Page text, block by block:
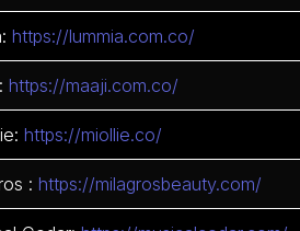
https://lummia.com.co/
https://maaji.com.co/
https://miollie.co/
:https://milagrosbeauty.com/